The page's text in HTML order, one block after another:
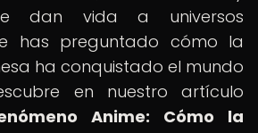
dan vida a universos
has preguntado cómo la
ha conquistado el mundo
en nuestro artículo
Anime: Cómo la